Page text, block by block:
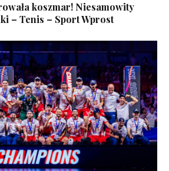
koszmar! Niesamowity
– Tenis – Sport Wprost